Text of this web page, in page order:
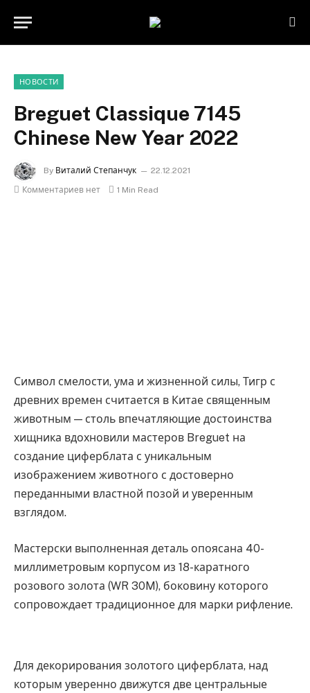
НОВОСТИ
Breguet Classique 7145
Chinese New Year 2022
By Виталий Степанчук
22.12.2021
Комментариев нет
1 Min Read
Символ смелости, ума и жизненной силы, Тигр с
древних времен считается в Китае священным
животным — столь впечатляющие достоинства
хищника вдохновили мастеров Breguet на
создание циферблата с уникальным
изображением животного с достоверно
переданными властной позой и уверенным
взглядом.
Мастерски выполненная деталь опоясана 40-
миллиметровым корпусом из 18-каратного
розового золота (WR 30M), боковину которого
сопровождает традиционное для марки рифление.
Для декорирования золотого циферблата, над
которым уверенно движутся две центральные